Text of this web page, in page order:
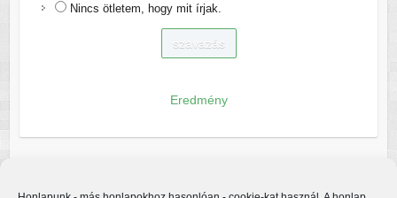
Nincs ötletem, hogy mit írjak.
Eredmény